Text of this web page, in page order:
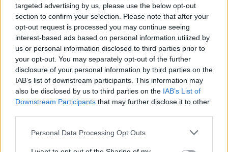
targeted advertising by us, please use the below opt-out
section to confirm your selection. Please note that after your
opt-out request is processed you may continue seeing
interest-based ads based on personal information utilized by
us or personal information disclosed to third parties prior to
your opt-out. You may separately opt-out of the further
disclosure of your personal information by third parties on the
IAB’s list of downstream participants. This information may
also be disclosed by us to third parties on the IAB’s List of
Downstream Participants that may further disclose it to other
Please note that this website/app uses one or more Google
Personal Data Processing Opt Outs
Πέρα από τη Λισαβόνα: 10 μαγευτικοί προορισμοί
της Πορτογαλίας
Το καλά κρυμμένο μυστικό της Κρήτης: Το φαράγγι
των Αγίων και η μαγευτική παραλία στο Λιβυκό